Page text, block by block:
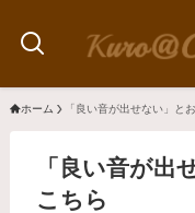
ホーム 「良い音が出せない」と
「良い音が出
こちら